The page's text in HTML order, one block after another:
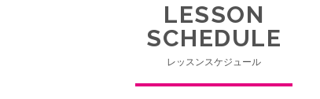
LESSON
SCHEDULE
レッスンスケジュール